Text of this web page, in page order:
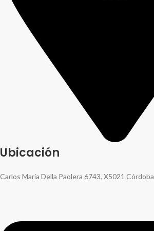
Ubicación
Carlos Maria Della Paolera 6743, X5021 Córdoba